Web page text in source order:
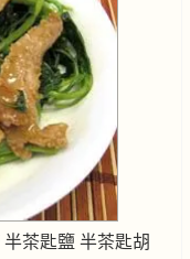
茶匙鹽 半茶匙胡